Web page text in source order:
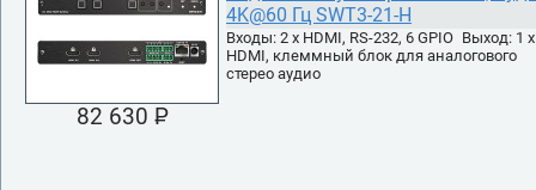
82 630 PУБ.
4K@60 Гц SWT3-21-H
Входы: 2 х HDMI, RS-232, 6 GPIO Выход: 1 х
HDMI, клеммный блок для аналогового
стерео аудио